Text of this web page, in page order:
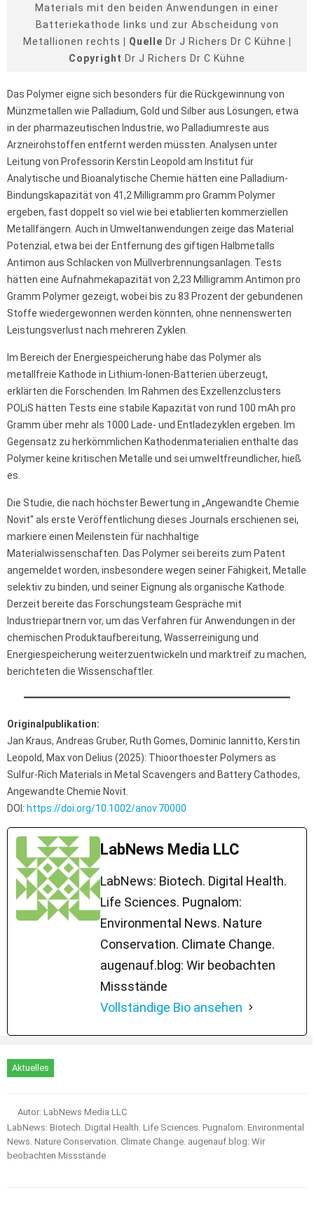
Materials mit den beiden Anwendungen in einer
Batteriekathode links und zur Abscheidung von
Metallionen rechts
| Quelle Dr J Richers Dr C Kühne
Copyright Dr J Richers Dr C Kühne
Das Polymer eigne sich besonders für die Rückgewinnung von
Münzmetallen wie Palladium, Gold und Silber aus Lösungen, etwa
in der pharmazeutischen Industrie, wo Palladiumreste aus
Arzneirohstoffen entfernt werden müssten. Analysen unter
Leitung von Professorin Kerstin Leopold am Institut für
Analytische und Bioanalytische Chemie hätten eine Palladium-
Bindungskapazität von 41,2 Milligramm pro Gramm Polymer
ergeben, fast doppelt so viel wie bei etablierten kommerziellen
Metallfängern. Auch in Umweltanwendungen zeige das Material
Potenzial, etwa bei der Entfernung des giftigen Halbmetalls
Antimon aus Schlacken von Müllverbrennungsanlagen. Tests
hätten eine Aufnahmekapazität von 2,23 Milligramm Antimon pro
Gramm Polymer gezeigt, wobei bis zu 83 Prozent der gebundenen
Stoffe wiedergewonnen werden könnten, ohne nennenswerten
Leistungsverlust nach mehreren Zyklen.
Im Bereich der Energiespeicherung habe das Polymer als
metallfreie Kathode in Lithium-Ionen-Batterien überzeugt,
erklärten die Forschenden. Im Rahmen des Exzellenzclusters
POLiS hätten Tests eine stabile Kapazität von rund 100 mAh pro
Gramm über mehr als 1000 Lade- und Entladezyklen ergeben. Im
Gegensatz zu herkömmlichen Kathodenmaterialien enthalte das
Polymer keine kritischen Metalle und sei umweltfreundlicher, hieß
es.
Die Studie, die nach höchster Bewertung in „Angewandte Chemie
Novit“ als erste Veröffentlichung dieses Journals erschienen sei,
markiere einen Meilenstein für nachhaltige
Materialwissenschaften. Das Polymer sei bereits zum Patent
angemeldet worden, insbesondere wegen seiner Fähigkeit, Metalle
selektiv zu binden, und seiner Eignung als organische Kathode.
Derzeit bereite das Forschungsteam Gespräche mit
Industriepartnern vor, um das Verfahren für Anwendungen in der
chemischen Produktaufbereitung, Wasserreinigung und
Energiespeicherung weiterzuentwickeln und marktreif zu machen,
berichteten die Wissenschaftler.
Originalpublikation:
Jan Kraus, Andreas Gruber, Ruth Gomes, Dominic Iannitto, Kerstin
Leopold, Max von Delius (2025): Thioorthoester Polymers as
Sulfur-Rich Materials in Metal Scavengers and Battery Cathodes,
Angewandte Chemie Novit.
DOI: https://doi.org/10.1002/anov.70000
LabNews Media LLC
LabNews: Biotech. Digital Health.
Life Sciences. Pugnalom:
Environmental News. Nature
Conservation. Climate Change.
augenauf.blog: Wir beobachten
Missstände
Vollständige Bio ansehen
Aktuelles
Autor: LabNews Media LLC
LabNews: Biotech. Digital Health. Life Sciences. Pugnalom: Environmental
News. Nature Conservation. Climate Change. augenauf.blog: Wir
beobachten Missstände